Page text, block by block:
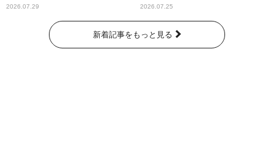
2026.07.29 2026.07.25
新着記事をもっと見る